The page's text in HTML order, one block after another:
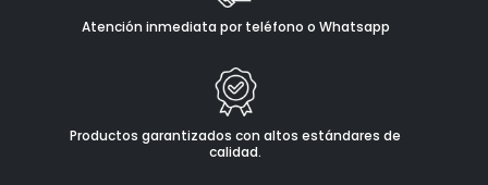
Atención inmediata por teléfono o Whatsapp
Productos garantizados con altos estándares de
calidad.